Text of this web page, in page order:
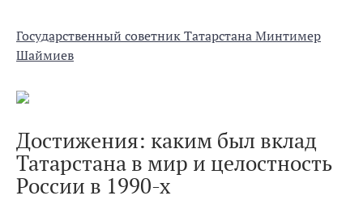
Государственный советник Татарстана Минтимер
Шаймиев
Достижения: каким был вклад
Татарстана в мир и целостность
России в 1990-х